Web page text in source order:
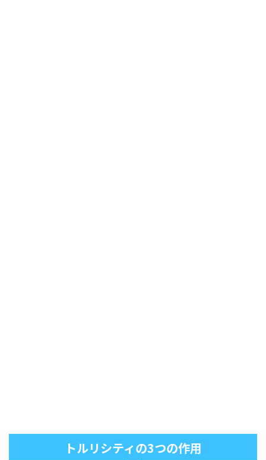
トルリシティの3つの作用